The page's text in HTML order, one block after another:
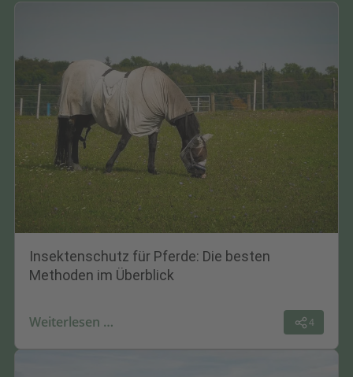
Insektenschutz für Pferde: Die besten
Methoden im Überblick
Weiterlesen … 4